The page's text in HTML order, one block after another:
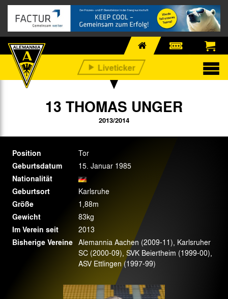
13 THOMAS UNGER
2013/2014
Position Tor
Geburtsdatum 15. Januar 1985
Nationalität
Geburtsort
Karlsruhe
Größe 1,88m
Gewicht 83kg
Im Verein seit 2013
Bisherige Vereine Alemannia Aachen (2009-11), Karlsruher
SC (2000-09), SVK Beiertheim (1999-00),
ASV Ettlingen (1997-99)